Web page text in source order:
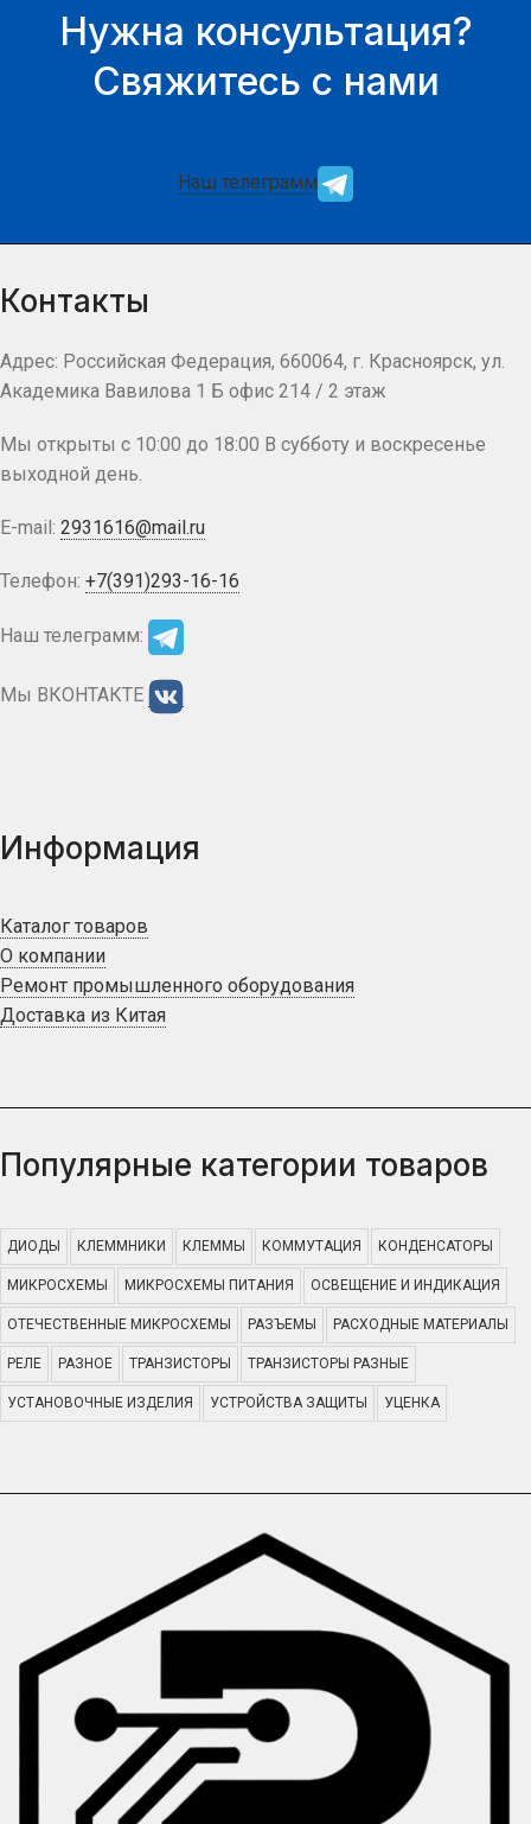
Нужна консультация?
Свяжитесь с нами
Наш телеграмм
Контакты
Адрес: Российская Федерация, 660064, г. Красноярск, ул.
Академика Вавилова 1 Б офис 214 / 2 этаж
Мы открыты с 10:00 до 18:00 В субботу и воскресенье
выходной день.
E-mail: 2931616@mail.ru
Телефон: +7(391)293-16-16
Наш телеграмм:
Мы ВКОНТАКТЕ
Информация
Каталог товаров
О компании
Ремонт промышленного оборудования
Доставка из Китая
Популярные категории товаров
ДИОДЫ КЛЕММНИКИ КЛЕММЫ КОММУТАЦИЯ КОНДЕНСАТОРЫ
МИКРОСХЕМЫ МИКРОСХЕМЫ ПИТАНИЯ ОСВЕЩЕНИЕ И ИНДИКАЦИЯ
ОТЕЧЕСТВЕННЫЕ МИКРОСХЕМЫ РАЗЪЕМЫ РАСХОДНЫЕ МАТЕРИАЛЫ
РЕЛЕ РАЗНОЕ ТРАНЗИСТОРЫ ТРАНЗИСТОРЫ РАЗНЫЕ
УСТАНОВОЧНЫЕ ИЗДЕЛИЯ УСТРОЙСТВА ЗАЩИТЫ УЦЕНКА